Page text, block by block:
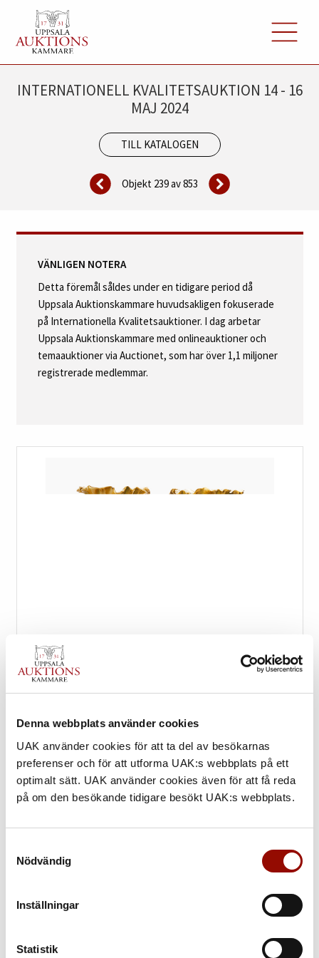
Denna webbplats använder cookies
UAK använder cookies för att ta del av besökarnas
preferenser och för att utforma UAK:s webbplats på ett
optimalt sätt. UAK använder cookies även för att få reda
på om den besökande tidigare besökt UAK:s webbplats.
Nödvändig
Inställningar
Statistik
INTERNATIONELL KVALITETSAUKTION 14 - 16
MAJ 2024
TILL KATALOGEN
Objekt 239 av853
VÄNLIGEN NOTERA
Detta föremål såldes under en tidigare period då
Uppsala Auktionskammare huvudsakligen fokuserade
på Internationella Kvalitetsauktioner. I dag arbetar
Uppsala Auktionskammare med onlineauktioner och
temaauktioner via Auctionet, som har över 1,1 miljoner
registrerade medlemmar.
240. FRANÇOIS-RAOUL LARCHE